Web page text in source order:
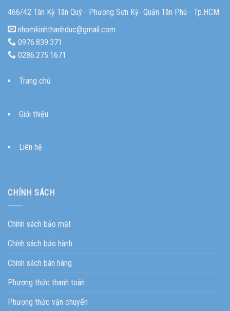
466/42 Tân Kỳ Tân Quý - Phường Sơn Kỳ- Quận Tân Phú - Tp.HCM
nhomkinhthanhduc@gmail.com
0976.839.371
0286.275.1671
Trang chủ
Giới thiệu
Liên hệ
CHÍNH SÁCH
Chính sách bảo mật
Chính sách bảo hành
Chính sách bán hàng
Phương thức thanh toán
Phương thức vận chuyển